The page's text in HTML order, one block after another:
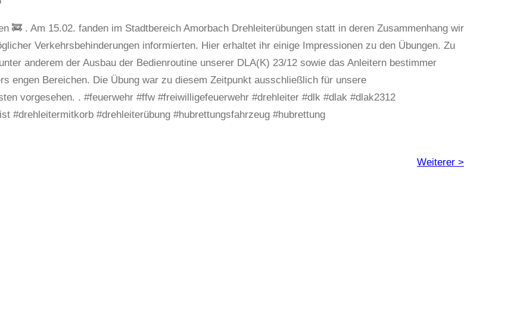
🚒 . Am 15.02. fanden im Stadtbereich Amorbach Drehleiterübungen statt in deren Zusammenhang wir
Verkehrsbehinderungen informierten. Hier erhaltet ihr einige Impressionen zu den Übungen. Zu
anderem der Ausbau der Bedienroutine unserer DLA(K) 23/12 sowie das Anleitern bestimmer
engen Bereichen. Die Übung war zu diesem Zeitpunkt ausschließlich für unsere
vorgesehen. . #feuerwehr #ffw #freiwilligefeuerwehr #drehleiter #dlk #dlak #dlak2312
#drehleitermitkorb #drehleiterübung #hubrettungsfahrzeug #hubrettung
Weiterer >